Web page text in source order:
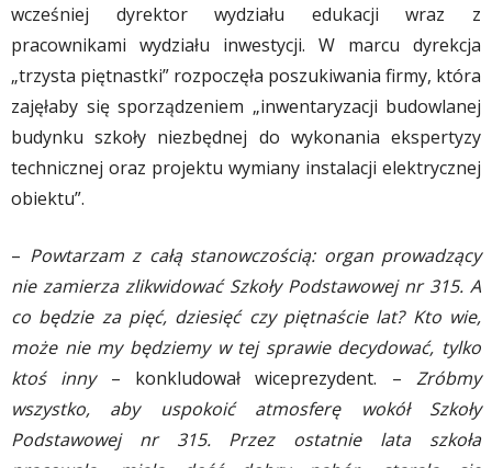
wcześniej dyrektor wydziału edukacji wraz z
pracownikami wydziału inwestycji. W marcu dyrekcja
„trzysta piętnastki” rozpoczęła poszukiwania firmy, która
zajęłaby się sporządzeniem „inwentaryzacji budowlanej
budynku szkoły niezbędnej do wykonania ekspertyzy
technicznej oraz projektu wymiany instalacji elektrycznej
obiektu”.
– Powtarzam z całą stanowczością: organ prowadzący
nie zamierza zlikwidować Szkoły Podstawowej nr 315. A
co będzie za pięć, dziesięć czy piętnaście lat? Kto wie,
może nie my będziemy w tej sprawie decydować, tylko
ktoś inny– konkludował wiceprezydent. –Zróbmy
wszystko, aby uspokoić atmosferę wokół Szkoły
Podstawowej nr 315. Przez ostatnie lata szkoła